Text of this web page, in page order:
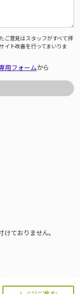
ご意見はスタッフがすべて拝
イト改善を行ってまいりま
用フォームから
ておりません。